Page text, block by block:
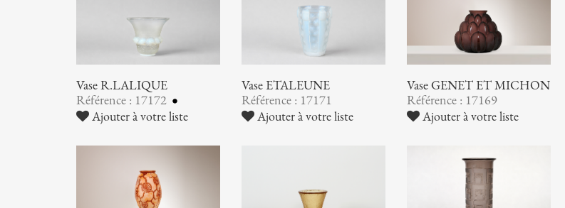
Vase R.LALIQUE
Référence : 17172
Ajouter à votre liste
Vase ETALEUNE
Référence : 17171
Ajouter à votre liste
Vase GENET ET MICHON
Référence : 17169
Ajouter à votre liste